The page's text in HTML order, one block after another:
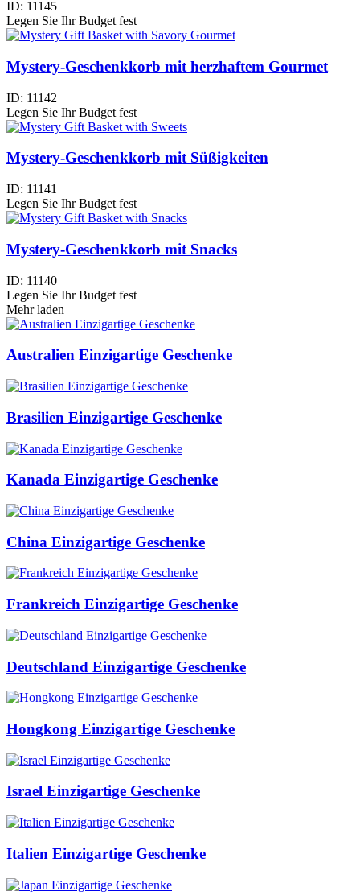
ID: 11145
Legen Sie Ihr Budget fest
Mystery-Geschenkkorb mit herzhaftem Gourmet
ID: 11142
Legen Sie Ihr Budget fest
Mystery-Geschenkkorb mit Süßigkeiten
ID: 11141
Legen Sie Ihr Budget fest
Mystery-Geschenkkorb mit Snacks
ID: 11140
Legen Sie Ihr Budget fest
Mehr laden
Australien Einzigartige Geschenke
Brasilien Einzigartige Geschenke
Kanada Einzigartige Geschenke
China Einzigartige Geschenke
Frankreich Einzigartige Geschenke
Deutschland Einzigartige Geschenke
Hongkong Einzigartige Geschenke
Israel Einzigartige Geschenke
Italien Einzigartige Geschenke